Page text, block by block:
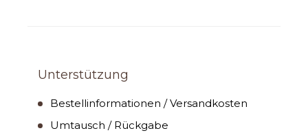
Unterstützung
Bestellinformationen / Versandkosten
Umtausch / Rückgabe